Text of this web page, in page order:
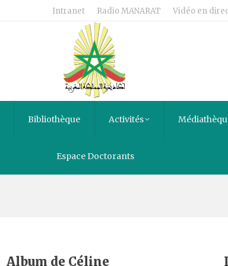
Intranet Radio MANARAT Vidéo en
Bibliothèque Activités
Espace Doctorants
Album de Céline